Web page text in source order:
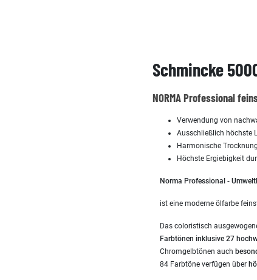
Schmincke
NORMA Professional
Verwendung von
Ausschließlich höchste
Harmonische
Höchste Ergiebigkeit
Norma Professional -
ist eine moderne ölfarbe
Das coloristisch
Farbtönen inklusive 27
Chromgelbtönen auch
84 Farbtöne verfügen über